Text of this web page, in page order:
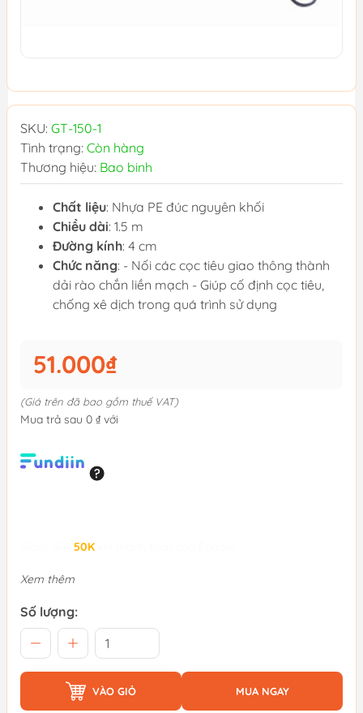
SKU: GT-150-1
Tình trạng: Còn hàng
Thương hiệu: Bao binh
Chất liệu: Nhựa PE đúc nguyên khối
Chiều dài: 1.5 m
Đường kính: 4 cm
Chức năng: - Nối các cọc tiêu giao thông thành
dải rào chắn liền mạch - Giúp cố định cọc tiêu,
chống xê dịch trong quá trình sử dụng
51.000₫
(Giá trên đã bao gồm thuế VAT)
Mua trả sau 0 ₫ với
50K
Xem thêm
Số lượng:
VÀO GIỎ MUA NGAY